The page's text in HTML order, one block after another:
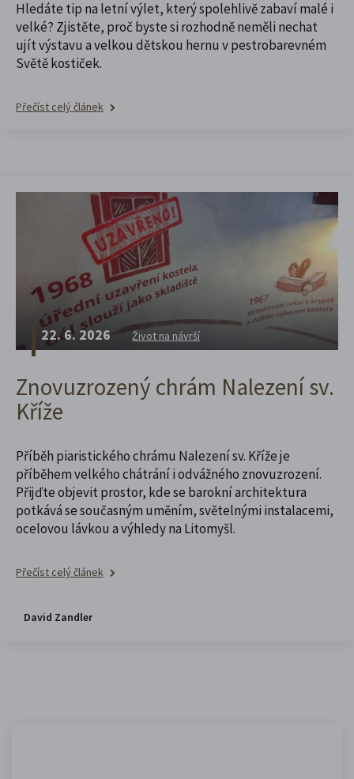
Hledáte tip na letní výlet, který spolehlivě zabaví malé i
velké? Zjistěte, proč byste si rozhodně neměli nechat
ujít výstavu a velkou dětskou hernu v pestrobarevném
Světě kostiček.
Přečíst celý článek
22. 6. 2026 Život na návrší
Znovuzrozený chrám Nalezení sv.
Kříže
Příběh piaristického chrámu Nalezení sv. Kříže je
příběhem velkého chátrání i odvážného znovuzrození.
Přijďte objevit prostor, kde se barokní architektura
potkává se současným uměním, světelnými instalacemi,
ocelovou lávkou a výhledy na Litomyšl.
Přečíst celý článek
David Zandler